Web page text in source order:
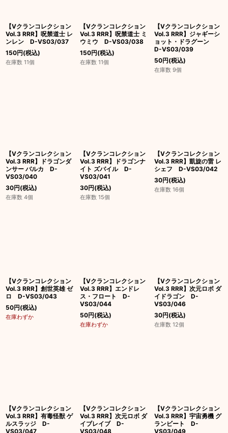
【Vクランコレクション
Vol.3 RRR】呪禁道士 レ
ンレン D-VS03/037
150円(税込)
在庫数 11個
【Vクランコレクション
Vol.3 RRR】呪禁道士 ミ
ウミウ D-VS03/038
150円(税込)
在庫数 11個
【Vクランコレクション
Vol.3 RRR】ジャギーシ
ョット・ドラグーン
D-VS03/039
50円(税込)
在庫数 9個
【Vクランコレクション
Vol.3 RRR】ドラゴンダ
ンサー バルカ D-
VS03/040
30円(税込)
在庫数 4個
【Vクランコレクション
Vol.3 RRR】ドラゴンナ
イト ズバイル D-
VS03/041
30円(税込)
在庫数 15個
【Vクランコレクション
Vol.3 RRR】凱旋の雷 レ
シェフ D-VS03/042
30円(税込)
在庫数 16個
【Vクランコレクション
Vol.3 RRR】創世英雄 ゼ
ロ D-VS03/043
50円(税込)
在庫わずか
【Vクランコレクション
Vol.3 RRR】エンドレ
ス・フロート D-
VS03/044
50円(税込)
在庫わずか
【Vクランコレクション
Vol.3 RRR】次元ロボ ダ
イドラゴン D-
VS03/046
30円(税込)
在庫数 12個
【Vクランコレクション
Vol.3 RRR】有毒怪獣 ゲ
ルスラッジ D-
VS03/047
【Vクランコレクション
Vol.3 RRR】次元ロボ ダ
イブレイブ D-
VS03/048
【Vクランコレクション
Vol.3 RRR】宇宙勇機 グ
ランビート D-
VS03/049